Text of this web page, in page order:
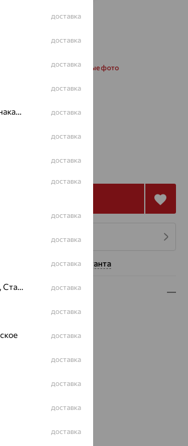
Запросить дополнительные фото
437 695
по 39 393₽
Нужна помощь консультанта
РОССИЯ
доставка
доставка
доставка
доставка
Актюбинский, Азнакаевский район доставка
доставка
доставка
доставка
доставка
доставка
доставка
Александровское, Ставропольский край доставка
доставка
доставка
доставка
доставка
доставка
доставка